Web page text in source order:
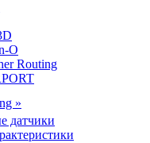
O
Routing
»
датчики